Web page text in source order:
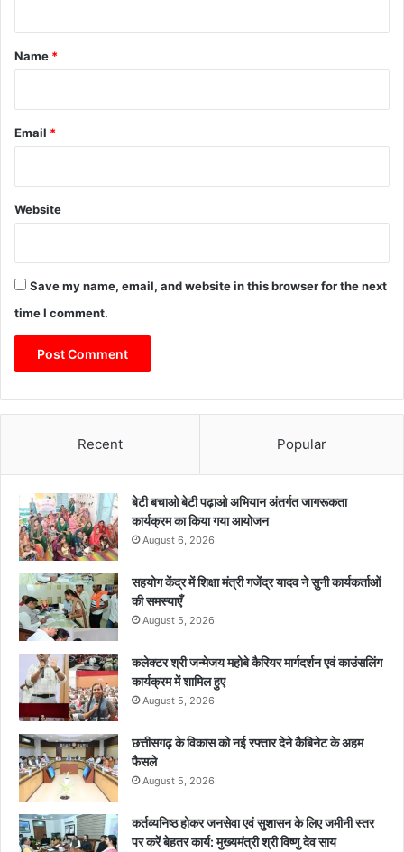
*
Name *
Email *
Website
Save my name, email, and website in this browser for the next
time I comment.
Recent Popular
बेटी बचाओ बेटी पढ़ाओ अभियान अंतर्गत जागरूकता
कार्यक्रम का किया गया आयोजन
August 6, 2026
सहयोग केंद्र में शिक्षा मंत्री गजेंद्र यादव ने सुनी कार्यकर्ताओं
की समस्याएँ
August 5, 2026
कलेक्टर श्री जन्मेजय महोबे कैरियर मार्गदर्शन एवं काउंसलिंग
कार्यक्रम में शामिल हुए
August 5, 2026
छत्तीसगढ़ के विकास को नई रफ्तार देने कैबिनेट के अहम
फैसले
August 5, 2026
कर्तव्यनिष्ठ होकर जनसेवा एवं सुशासन के लिए जमीनी स्तर
पर करें बेहतर कार्य: मुख्यमंत्री श्री विष्णु देव साय